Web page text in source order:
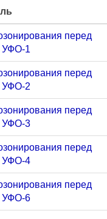
перед
УФО-1
перед
УФО-2
перед
УФО-3
перед
УФО-4
перед
УФО-6